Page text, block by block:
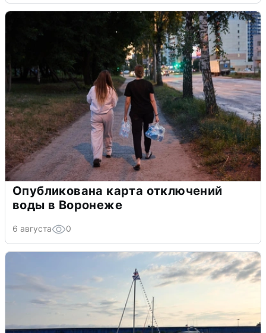
Опубликована карта отключений
воды в Воронеже
6 августа 0